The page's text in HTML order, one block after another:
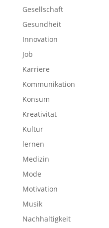
Gesellschaft
Gesundheit
Innovation
Job
Karriere
Kommunikation
Konsum
Kreativität
Kultur
lernen
Medizin
Mode
Motivation
Musik
Nachhaltigkeit